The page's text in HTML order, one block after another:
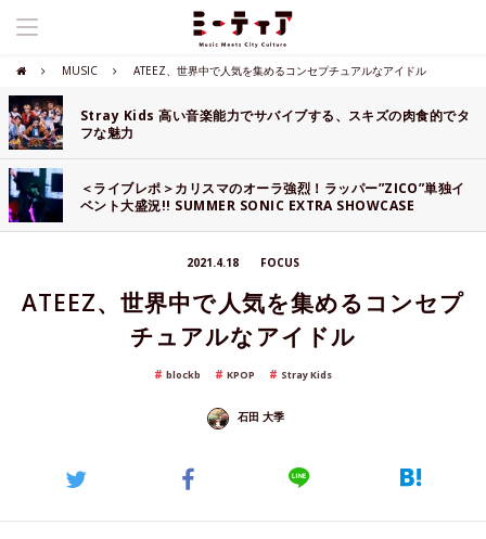
MUSIC ATEEZ、世界中で人気を集めるコンセプチュアルなアイドル
Stray Kids 高い音楽能力でサバイブする、スキズの肉食的でタ
フな魅力
＜ライブレポ＞カリスマのオーラ強烈！ラッパー”ZICO”単独イ
ベント大盛況!! SUMMER SONIC EXTRA SHOWCASE
2021.4.18 FOCUS
ATEEZ、世界中で人気を集めるコンセプ
チュアルなアイドル
blockb KPOP Stray Kids
石田 大季